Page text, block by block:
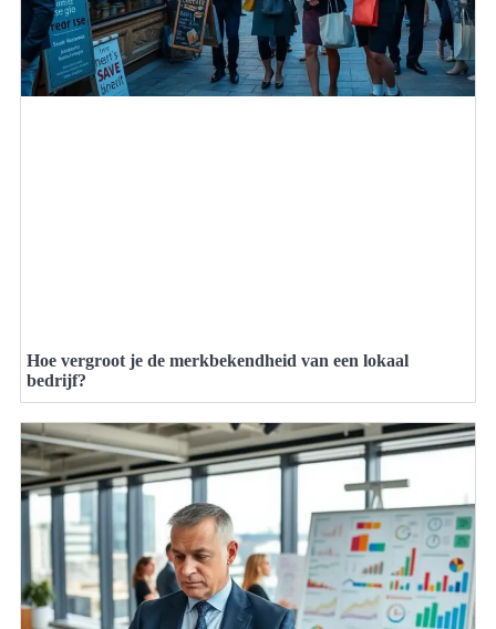
Hoe vergroot je de merkbekendheid van een lokaal
bedrijf?